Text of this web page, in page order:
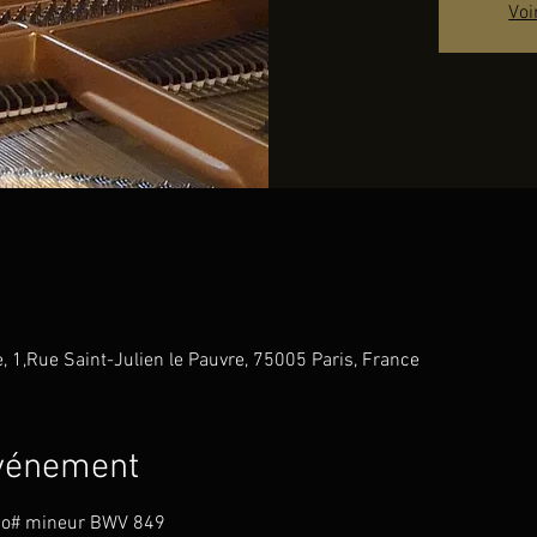
Saint-Julien le Pauvre, 75005 Paris, France
mineur BWV 849